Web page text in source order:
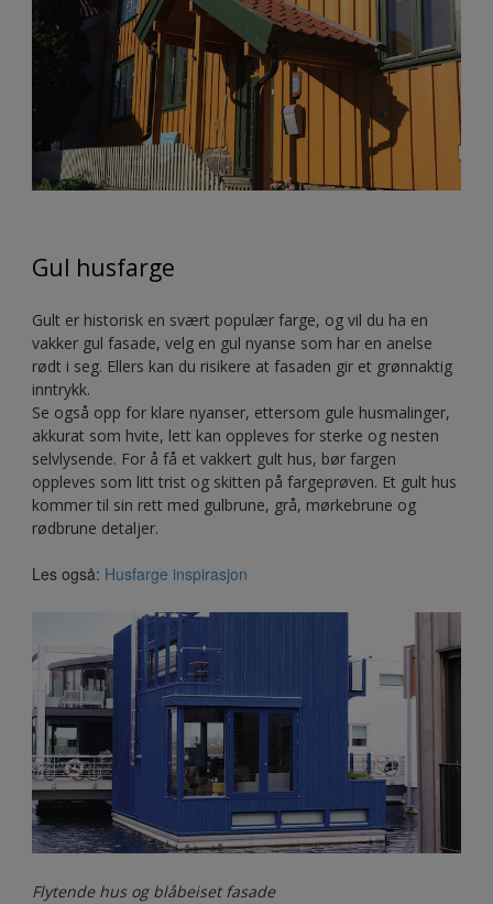
Gul husfarge
Gult er historisk en svært populær farge, og vil du ha en
vakker gul fasade, velg en gul nyanse som har en anelse
rødt i seg. Ellers kan du risikere at fasaden gir et grønnaktig
inntrykk.
Se også opp for klare nyanser, ettersom gule husmalinger,
akkurat som hvite, lett kan oppleves for sterke og nesten
selvlysende. For å få et vakkert gult hus, bør fargen
oppleves som litt trist og skitten på fargeprøven. Et gult hus
kommer til sin rett med gulbrune, grå, mørkebrune og
rødbrune detaljer.
Les også: Husfarge inspirasjon
Flytende hus og blåbeiset fasade